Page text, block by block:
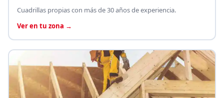
Cuadrillas propias con más de 30 años de experiencia.
Ver en tu zona →